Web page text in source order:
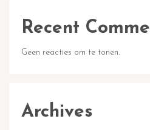
Recent
Geen reacties om te tonen.
Archives